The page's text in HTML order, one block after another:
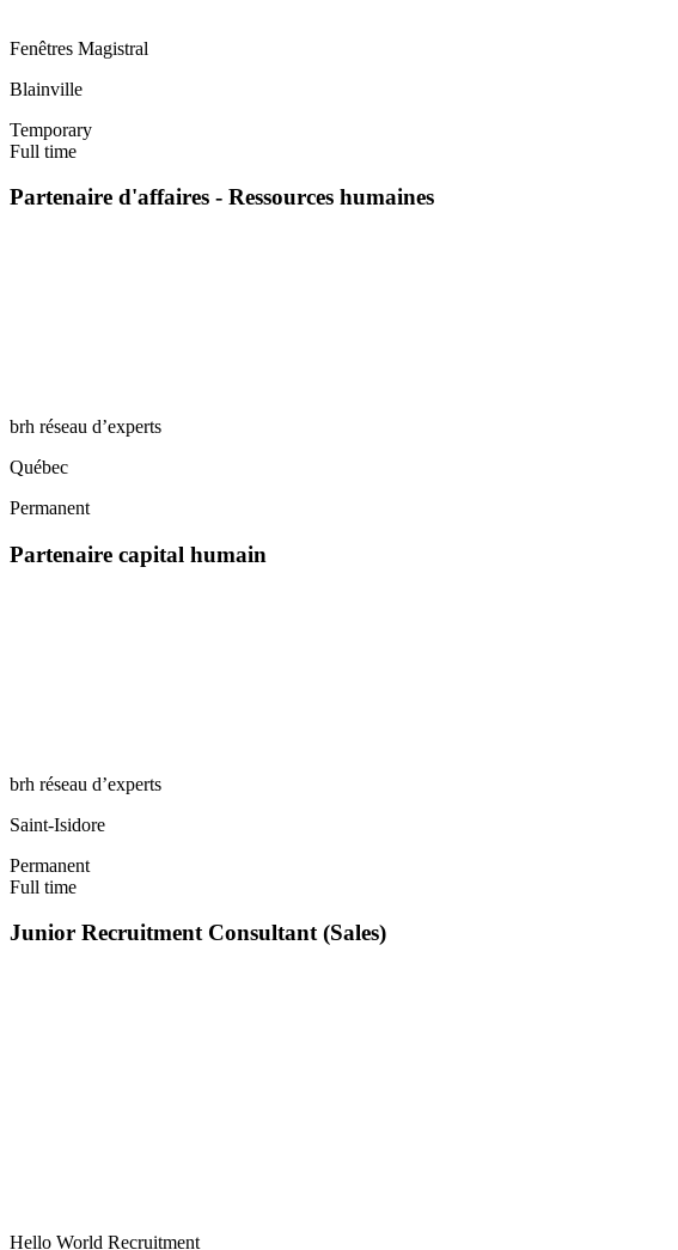
Fenêtres Magistral
Blainville
Temporary
Full time
Partenaire d'affaires - Ressources humaines
brh réseau d’experts
Québec
Permanent
Partenaire capital humain
brh réseau d’experts
Saint-Isidore
Permanent
Full time
Junior Recruitment Consultant (Sales)
Hello World Recruitment